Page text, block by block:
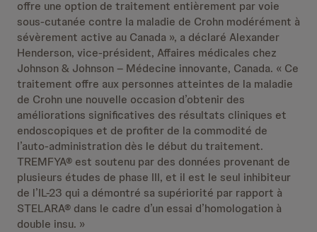
offre une option de traitement entièrement par voie
sous-cutanée contre la maladie de Crohn modérément à
sévèrement active au Canada », a déclaré Alexander
Henderson, vice-président, Affaires médicales chez
Johnson & Johnson – Médecine innovante, Canada. « Ce
traitement offre aux personnes atteintes de la maladie
de Crohn une nouvelle occasion d’obtenir des
améliorations significatives des résultats cliniques et
endoscopiques et de profiter de la commodité de
l’auto-administration dès le début du traitement.
TREMFYA® est soutenu par des données provenant de
plusieurs études de phase III, et il est le seul inhibiteur
de l’IL-23 qui a démontré sa supériorité par rapport à
STELARA® dans le cadre d’un essai d’homologation à
double insu. »